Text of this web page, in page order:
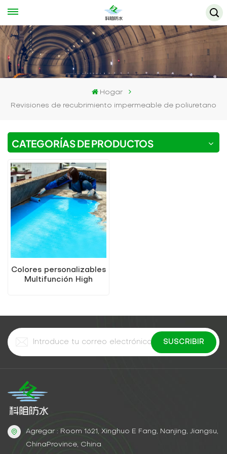
Hogar
Revisiones de recubrimiento impermeable de poliuretano
CATEGORÍAS DE PRODUCTOS
Colores personalizables
Multifunción High
Agregar : Room 1621, Xinghuo E Fang, Nanjing, Jiangsu,
ChinaProvince, China